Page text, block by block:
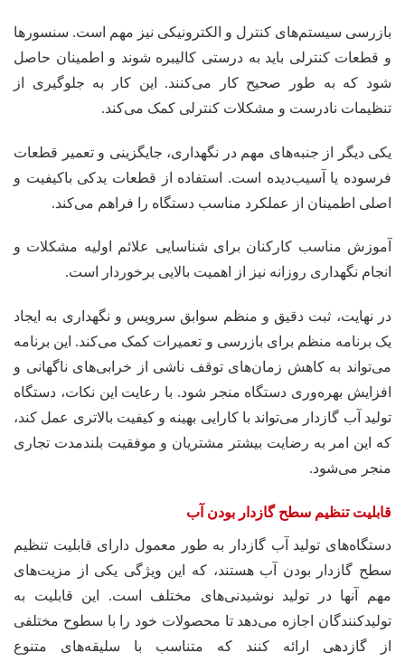
بازرسی سیستم‌های کنترل و الکترونیکی نیز مهم است. سنسورها
و قطعات کنترلی باید به درستی کالیبره شوند و اطمینان حاصل
شود که به طور صحیح کار می‌کنند. این کار به جلوگیری از
تنظیمات نادرست و مشکلات کنترلی کمک می‌کند.
یکی دیگر از جنبه‌های مهم در نگهداری، جایگزینی و تعمیر قطعات
فرسوده یا آسیب‌دیده است. استفاده از قطعات یدکی باکیفیت و
اصلی اطمینان از عملکرد مناسب دستگاه را فراهم می‌کند.
آموزش مناسب کارکنان برای شناسایی علائم اولیه مشکلات و
انجام نگهداری روزانه نیز از اهمیت بالایی برخوردار است.
در نهایت، ثبت دقیق و منظم سوابق سرویس و نگهداری به ایجاد
یک برنامه منظم برای بازرسی و تعمیرات کمک می‌کند. این برنامه
می‌تواند به کاهش زمان‌های توقف ناشی از خرابی‌های ناگهانی و
افزایش بهره‌وری دستگاه منجر شود. با رعایت این نکات، دستگاه
تولید آب گازدار می‌تواند با کارایی بهینه و کیفیت بالاتری عمل کند،
که این امر به رضایت بیشتر مشتریان و موفقیت بلندمدت تجاری
منجر می‌شود.
قابلیت تنظیم سطح گازدار بودن آب
دستگاه‌های تولید آب گازدار به طور معمول دارای قابلیت تنظیم
سطح گازدار بودن آب هستند، که این ویژگی یکی از مزیت‌های
مهم آنها در تولید نوشیدنی‌های مختلف است. این قابلیت به
تولیدکنندگان اجازه می‌دهد تا محصولات خود را با سطوح مختلفی
از گازدهی ارائه کنند که متناسب با سلیقه‌های متنوع